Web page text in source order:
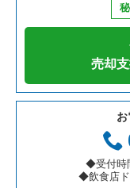
カフェの居抜き売却
テイクアウトの居抜
お弁当・惣菜・デリ
カラオケ・パブ・ス
愛知県の飲食店の
岐阜県の飲食店の居
三重県の飲食店の
横浜市南区の飲食店
横浜市港北区の飲食
横浜市神奈川区の飲
横浜市都筑区の飲
神奈川県の焼肉の
神奈川県の鉄板焼き
神奈川県のアジア料
神奈川県のカフェ
横浜市金沢区のテイ
横浜市金沢区のお弁
横浜市金沢区のカ
売却
◆受付時
◆飲食店ド